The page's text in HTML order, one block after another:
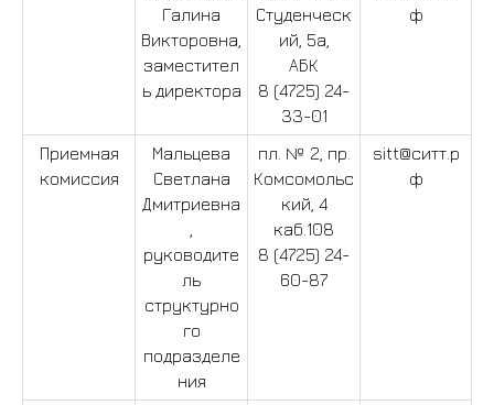
Галина
Викторовна,
заместител
ь директора
Студенческ
ий, 5а,
АБК
8 (4725) 24-
33-01
ф
Приемная
комиссия
Мальцева
Светлана
Дмитриевна
руководите
ль
структурно
го
подразделе
ния
пл. № 2, пр.
Комсомольс
кий, 4
каб.108
8 (4725) 24-
60-87
sitt@ситт.р
ф